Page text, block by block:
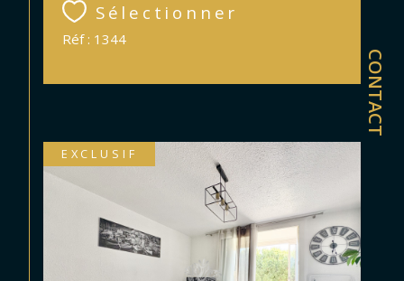
CONTACT
Sélectionner
Réf : 1344
EXCLUSIF